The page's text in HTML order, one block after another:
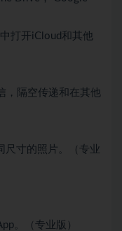
打开iCloud和其他
，隔空传递和在其他
尺寸的照片。（专业
。（专业版）